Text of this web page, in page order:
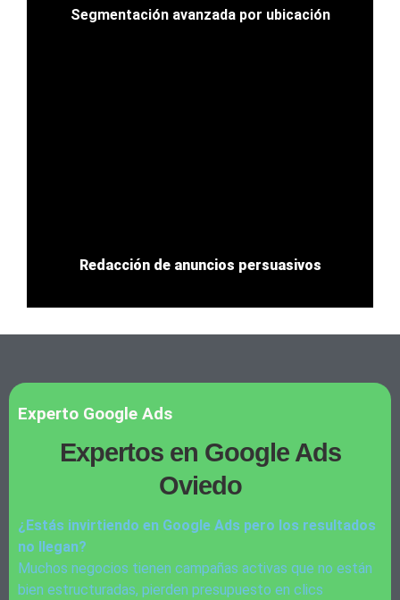
Segmentación avanzada por ubicación
Redacción de anuncios persuasivos
Experto Google Ads
Expertos en Google Ads​
Oviedo
¿Estás invirtiendo en Google Ads pero los resultados
no llegan?
Muchos negocios tienen campañas activas que no están
bien estructuradas, pierden presupuesto en clics